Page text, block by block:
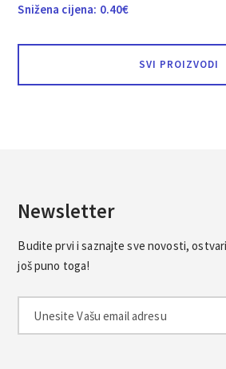
Snižena cijena: 0.40€
SVI PROIZVODI
Newsletter
Budite prvi i saznajte sve novosti,
još puno toga!